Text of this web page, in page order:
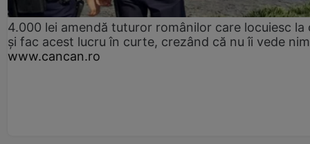
4.000 lei amendă tuturor românilor care locuiesc la
și fac acest lucru în curte, crezând că nu îi vede
www.cancan.ro